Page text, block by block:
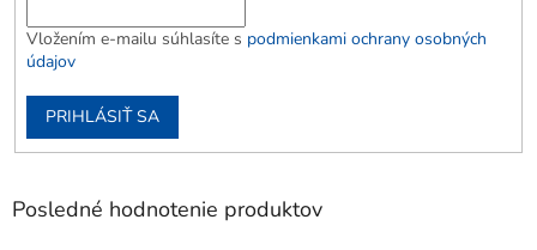
Vložením e-mailu súhlasíte s podmienkami ochrany osobných
údajov
PRIHLÁSIŤ SA
Posledné hodnotenie produktov